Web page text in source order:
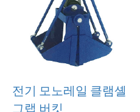
전기 모노레일 클램셸